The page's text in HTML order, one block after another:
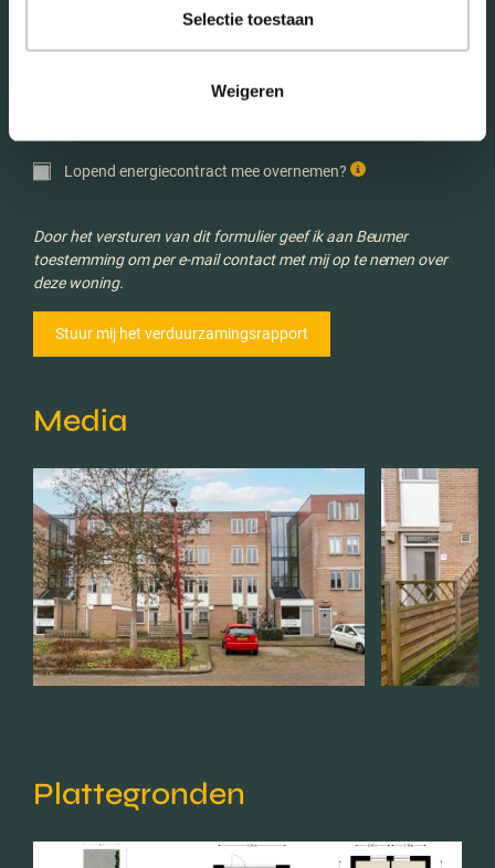
Selectie toestaan
Weigeren
Lopend energiecontract mee overnemen?
Door het versturen van dit formulier geef ik aan Beumer
toestemming om per e-mail contact met mij op te nemen over
deze woning.
Media
Plattegronden